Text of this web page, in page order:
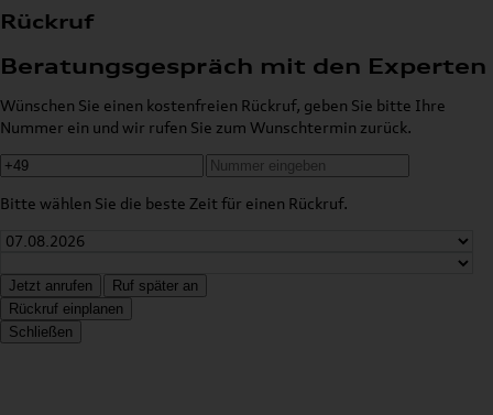
Rückruf
Beratungsgespräch mit den Experten
Wünschen Sie einen kostenfreien Rückruf, geben Sie bitte Ihre
Nummer ein und wir rufen Sie zum Wunschtermin zurück.
Bitte wählen Sie die beste Zeit für einen Rückruf.
Jetzt anrufen
Ruf später an
Rückruf einplanen
Schließen